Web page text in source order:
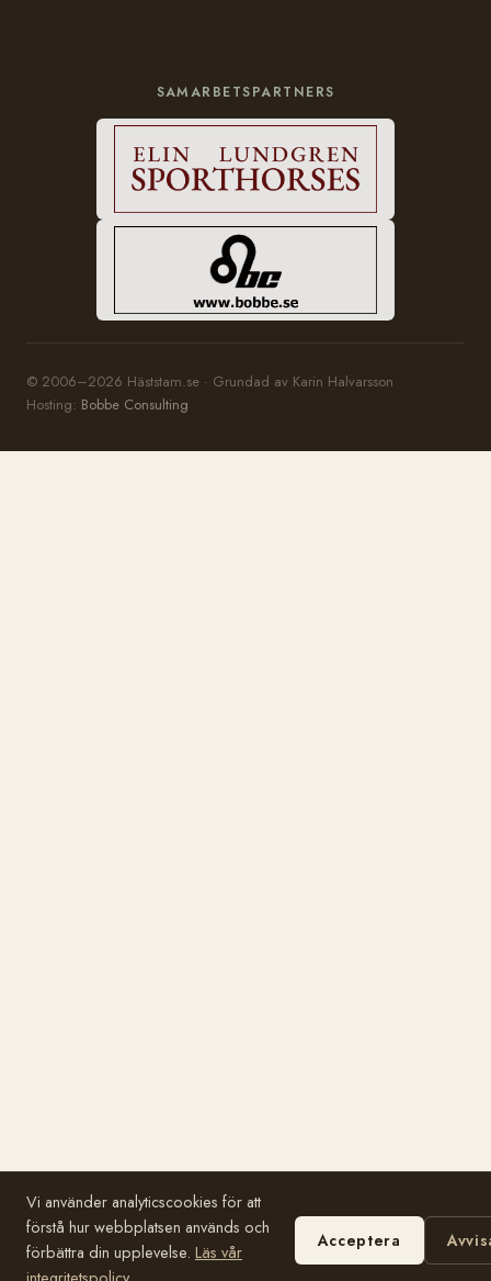
SAMARBETSPARTNERS
© 2006–2026 Häststam.se · Grundad av Karin Halvarsson
Hosting: Bobbe Consulting
Vi använder analyticscookies för att
förstå hur webbplatsen används och
förbättra din upplevelse. Läs vår
Acceptera